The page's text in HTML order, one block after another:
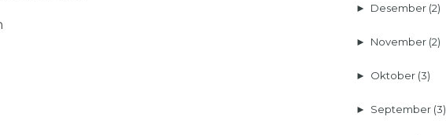
► Desember (2)
► November (2)
► Oktober (3)
► September (3)